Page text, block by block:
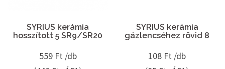
SYRIUS kerámia
hosszított 5 SR9/SR20
559 Ft /db
SYRIUS kerámia
gázlencséhez rövid 8
108 Ft /db